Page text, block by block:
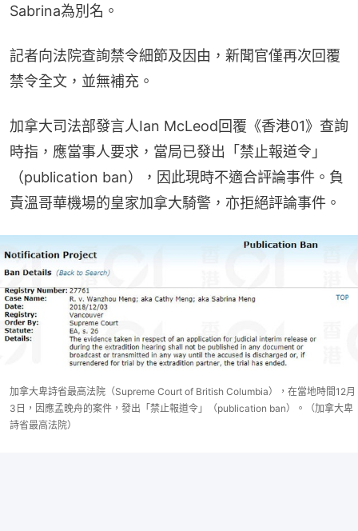
Sabrina為別名。
記者向法院查詢禁令細節及因由，新聞官僅再次回覆
禁令全文，並無補充。
加拿大司法部發言人Ian McLeod回覆《香港01》查詢
時指，應當事人要求，當局已發出「禁止報道令」
（publication ban），因此現時不適合評論事件。負
責溫哥華機場的皇家加拿大騎警，亦拒絕評論事件。
加拿大卑詩省最高法院（Supreme Court of British Columbia），在當地時間12月
3日，因應孟晚舟的案件，發出「禁止報道令」（publication ban）。（加拿大卑
詩省最高法院）